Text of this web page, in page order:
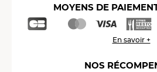
MOYENS DE
En savoir +
NOS